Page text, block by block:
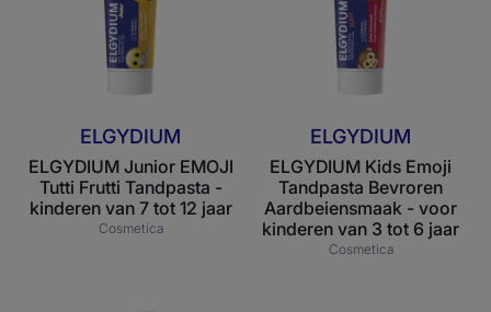
Frutti
Tandpasta
-
kinderen
7
tot
12
jaar
ELGYDIUM
ELGYDIUM Junior EMOJI
Tutti Frutti Tandpasta -
kinderen van 7 tot 12 jaar
Cosmetica
Bevroren
-
voor
van
3
tot
6
jaar
ELGYDIUM
ELGYDIUM Kids Emoji
Tandpasta Bevroren
Aardbeiensmaak - voor
kinderen van 3 tot 6 jaar
Cosmetica